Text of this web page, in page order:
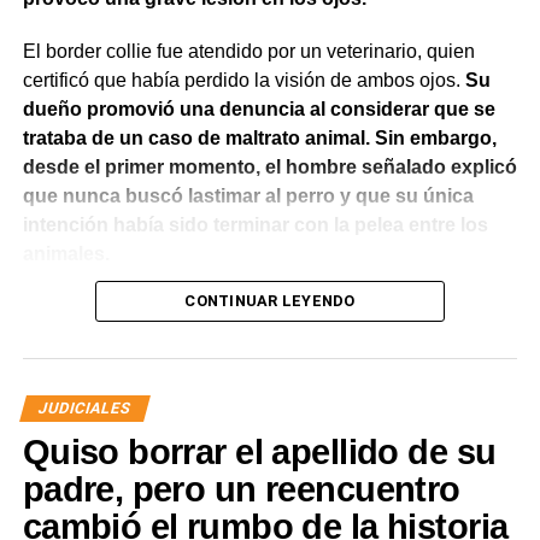
El border collie fue atendido por un veterinario, quien
certificó que había perdido la visión de ambos ojos. Su
dueño promovió una denuncia al considerar que se
trataba de un caso de maltrato animal. Sin embargo,
desde el primer momento, el hombre señalado explicó
que nunca buscó lastimar al perro y que su única
intención había sido terminar con la pelea entre los
El Juzgado de Paz analizó el caso y resolvió desestimar
que los hechos no configuraban la contravención de
maltrato animal prevista en el Código Contravencional.
La sentencia destacó que esa figura exige una conducta
dolosa, es decir, la voluntad de provocar daño al animal.
En este caso, la magistrada entendió que del propio
relato del denunciante surgía que el hombre actuó para
CONTINUAR LEYENDO
JUDICIALES
Quiso borrar el apellido de su
padre, pero un reencuentro
cambió el rumbo de la historia